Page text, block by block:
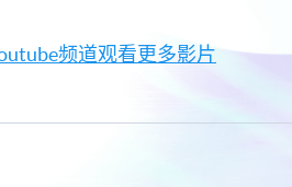
频道观看更多影片